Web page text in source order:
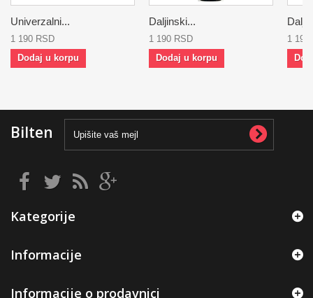
Univerzalni...
1 190 RSD
Dodaj u korpu
Daljinski...
1 190 RSD
Dodaj u korpu
1 190
Bilten
Kategorije
Informacije
Informacije o prodavnici